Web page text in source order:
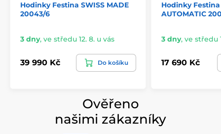
Hodinky Festina SWISS MADE
20043/6
3 dny, ve středu 12. 8. u vás
39 990 Kč Do košíku
Hodinky Festina
AUTOMATIC
3 dny, ve středu
17 690 Kč
Ověřeno
našimi zákazníky